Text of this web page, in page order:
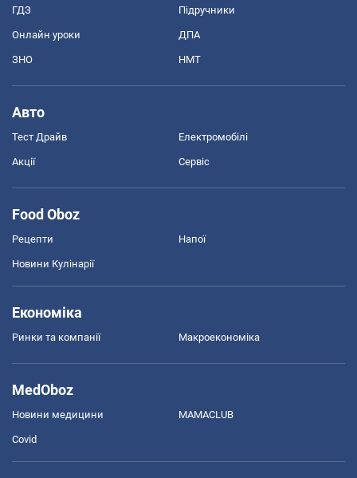
ГДЗ Підручники
Онлайн уроки ДПА
ЗНО НМТ
Авто
Тест Драйв Електромобілі
Акції Сервіс
Food Oboz
Рецепти Напої
Новини Кулінарії
Економіка
Ринки та компанії Макроекономіка
MedOboz
Новини медицини MAMACLUB
Covid